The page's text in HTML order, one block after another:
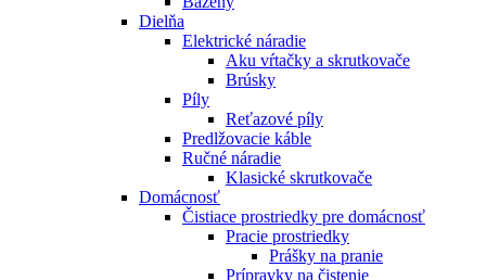
Dielňa
Elektrické náradie
Aku vŕtačky a skrutkovače
Brúsky
Píly
Reťazové píly
Predlžovacie káble
Ručné náradie
Klasické skrutkovače
Domácnosť
Čistiace prostriedky pre domácnosť
Pracie prostriedky
Prášky na pranie
Prípravky na čistenie